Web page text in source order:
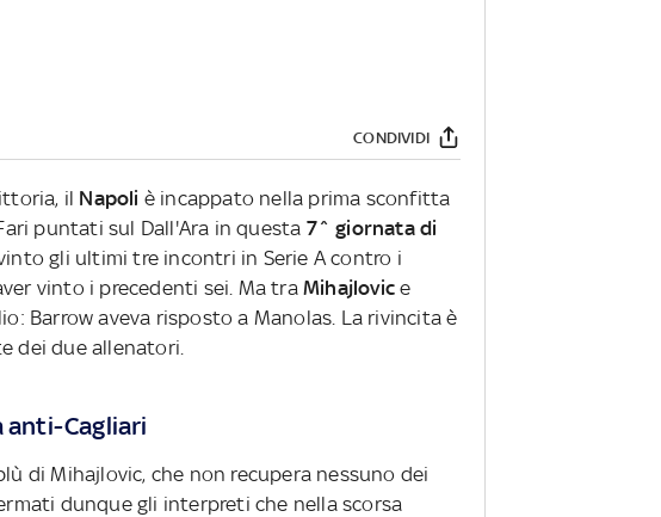
CONDIVIDI
il Napoli è incappato nella prima sconfitta
puntati sul Dall'Ara in questa 7^ giornata di
gli ultimi tre incontri in Serie A contro i
vinto i precedenti sei. Ma tra Mihajlovice
Barrow aveva risposto a Manolas. La rivincita è
dei due allenatori.
anti-Cagliari
di Mihajlovic, che non recupera nessuno dei
dunque gli interpreti che nella scorsa